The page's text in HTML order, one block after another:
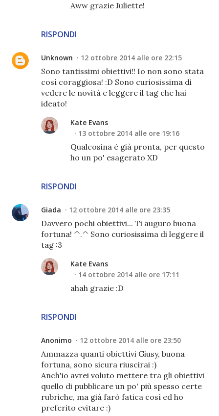
RISPONDI
Aww grazie Juliette!
Unknown 12 ottobre 2014 alle ore 22:15
Sono tantissimi obiettivi!! Io non sono stata
così coraggiosa! :D Sono curiosissima di
vedere le novità e leggere il tag che hai
ideato!
RISPONDI
Kate Evans
13 ottobre 2014 alle ore 19:16
Qualcosina è già pronta, per questo
ho un po' esagerato XD
Giada 12 ottobre 2014 alle ore 23:35
Davvero pochi obiettivi... Ti auguro buona
fortuna! ^.^ Sono curiosissima di leggere il
tag :3
RISPONDI
Kate Evans
14 ottobre 2014 alle ore 17:11
ahah grazie :D
Anonimo 12 ottobre 2014 alle ore 23:50
Ammazza quanti obiettivi Giusy, buona
fortuna, sono sicura riuscirai :)
Anch'io avrei voluto mettere tra gli obiettivi
quello di pubblicare un po' più spesso certe
rubriche, ma già farò fatica così ed ho
preferito evitare :)